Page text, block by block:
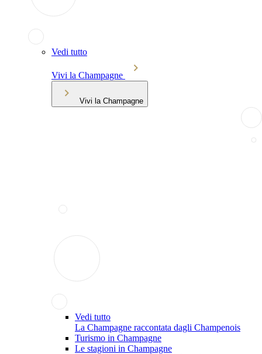
Vedi tutto
Vivi la Champagne
Vivi la Champagne
Vedi tutto
La Champagne raccontata dagli Champenois
Turismo in Champagne
Le stagioni in Champagne